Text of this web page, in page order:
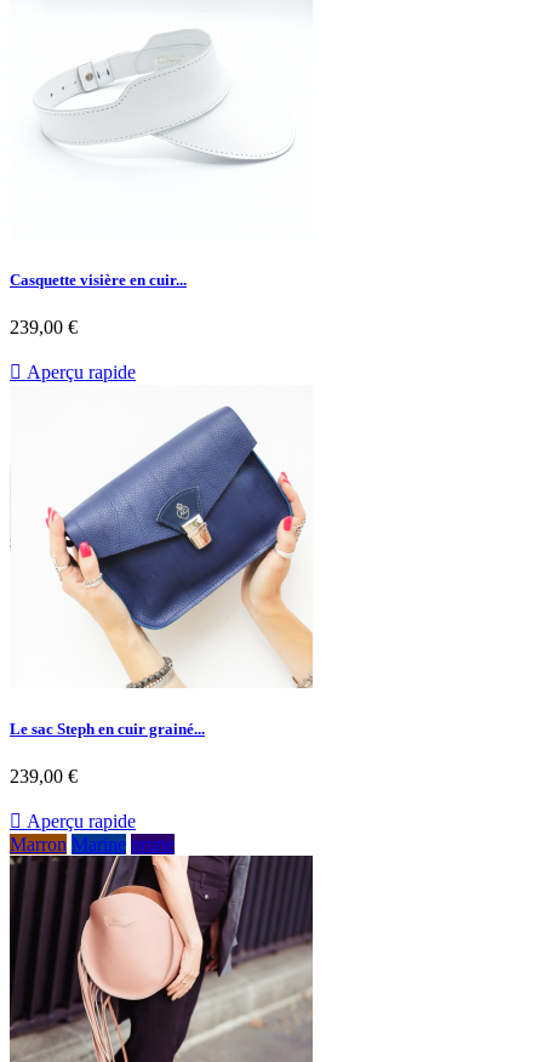
Casquette visière en cuir...
239,00 €
 Aperçu rapide
Le sac Steph en cuir grainé...
239,00 €
 Aperçu rapide
Marron Marine prune